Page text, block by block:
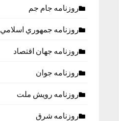
روزنامه جام جم
روزنامه جمهوري اسلامي
روزنامه جهان اقتصاد
روزنامه جوان
روزنامه رویش ملت
روزنامه شرق